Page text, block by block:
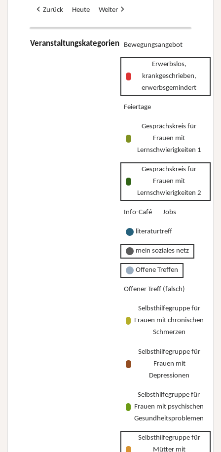
Zurück Heute Weiter
Veranstaltungskategorien Bewegungsangebot
Erwerbslos,
krankgeschrieben,
erwerbsgemindert
Feiertage
Gesprächskreis für
Frauen mit
Lernschwierigkeiten 1
Gesprächskreis für
Frauen mit
Lernschwierigkeiten 2
Info-Café Jobs
literaturtreff
mein soziales netz
Offene Treffen
Offener Treff (falsch)
Selbsthilfegruppe für
Frauen mit chronischen
Schmerzen
Selbsthilfegruppe für
Frauen mit
Depressionen
Selbsthilfegruppe für
Frauen mit psychischen
Gesundheitsproblemen
Selbsthilfegruppe für
Mütter mit